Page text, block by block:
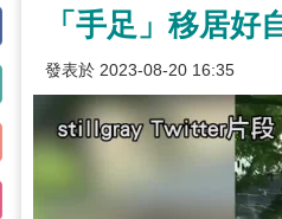
「手足」移居好
發表於 2023-08-20 16:35